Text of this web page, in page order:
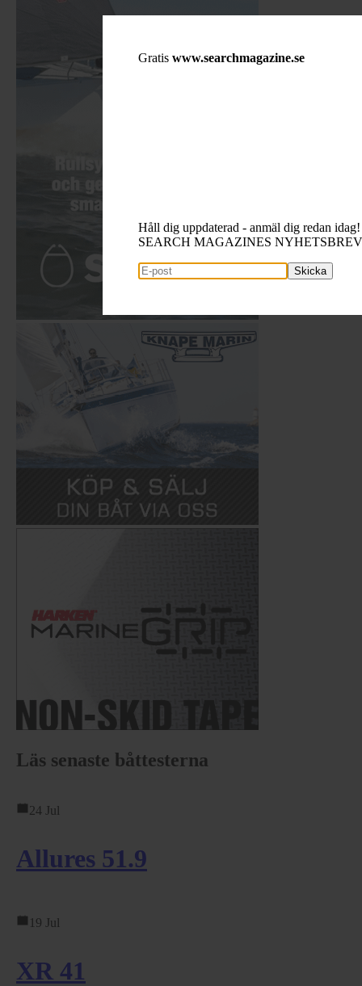
Läs senaste båttesterna
24 Jul
Allures 51.9
19 Jul
XR 41
Gratis www.searchmagazine.se
Håll dig uppdaterad - anmäl dig redan idag!
SEARCH MAGAZINES NYHETSBREV
Skicka